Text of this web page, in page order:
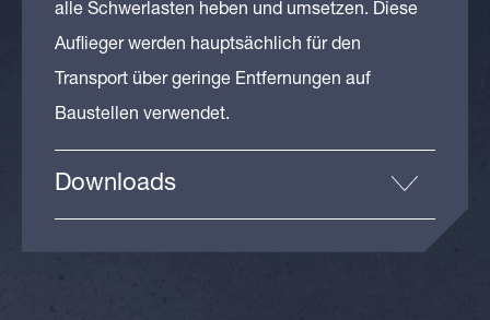
alle Schwerlasten heben und umsetzen. Diese
Auflieger werden hauptsächlich für den
Transport über geringe Entfernungen auf
Baustellen verwendet.
Downloads